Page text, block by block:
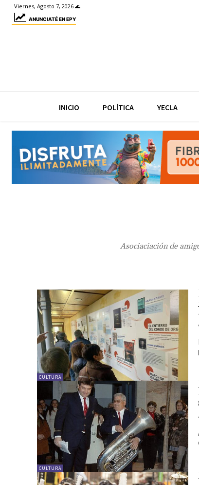
Viernes, Agosto 7, 2026 🌊
ANUNCIATÉ EN EPY
INICIO POLÍTICA YECLA
Asociaciación de
CULTURA
CULTURA